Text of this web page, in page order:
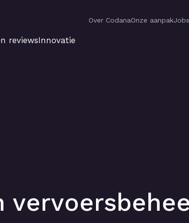
Over CodanaOnze aanpakJobs
reviewsInnovatie